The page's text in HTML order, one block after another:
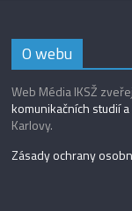
O webu
Web Média IKSŽ
komunikačních studií
Karlovy.
Zásady ochrany